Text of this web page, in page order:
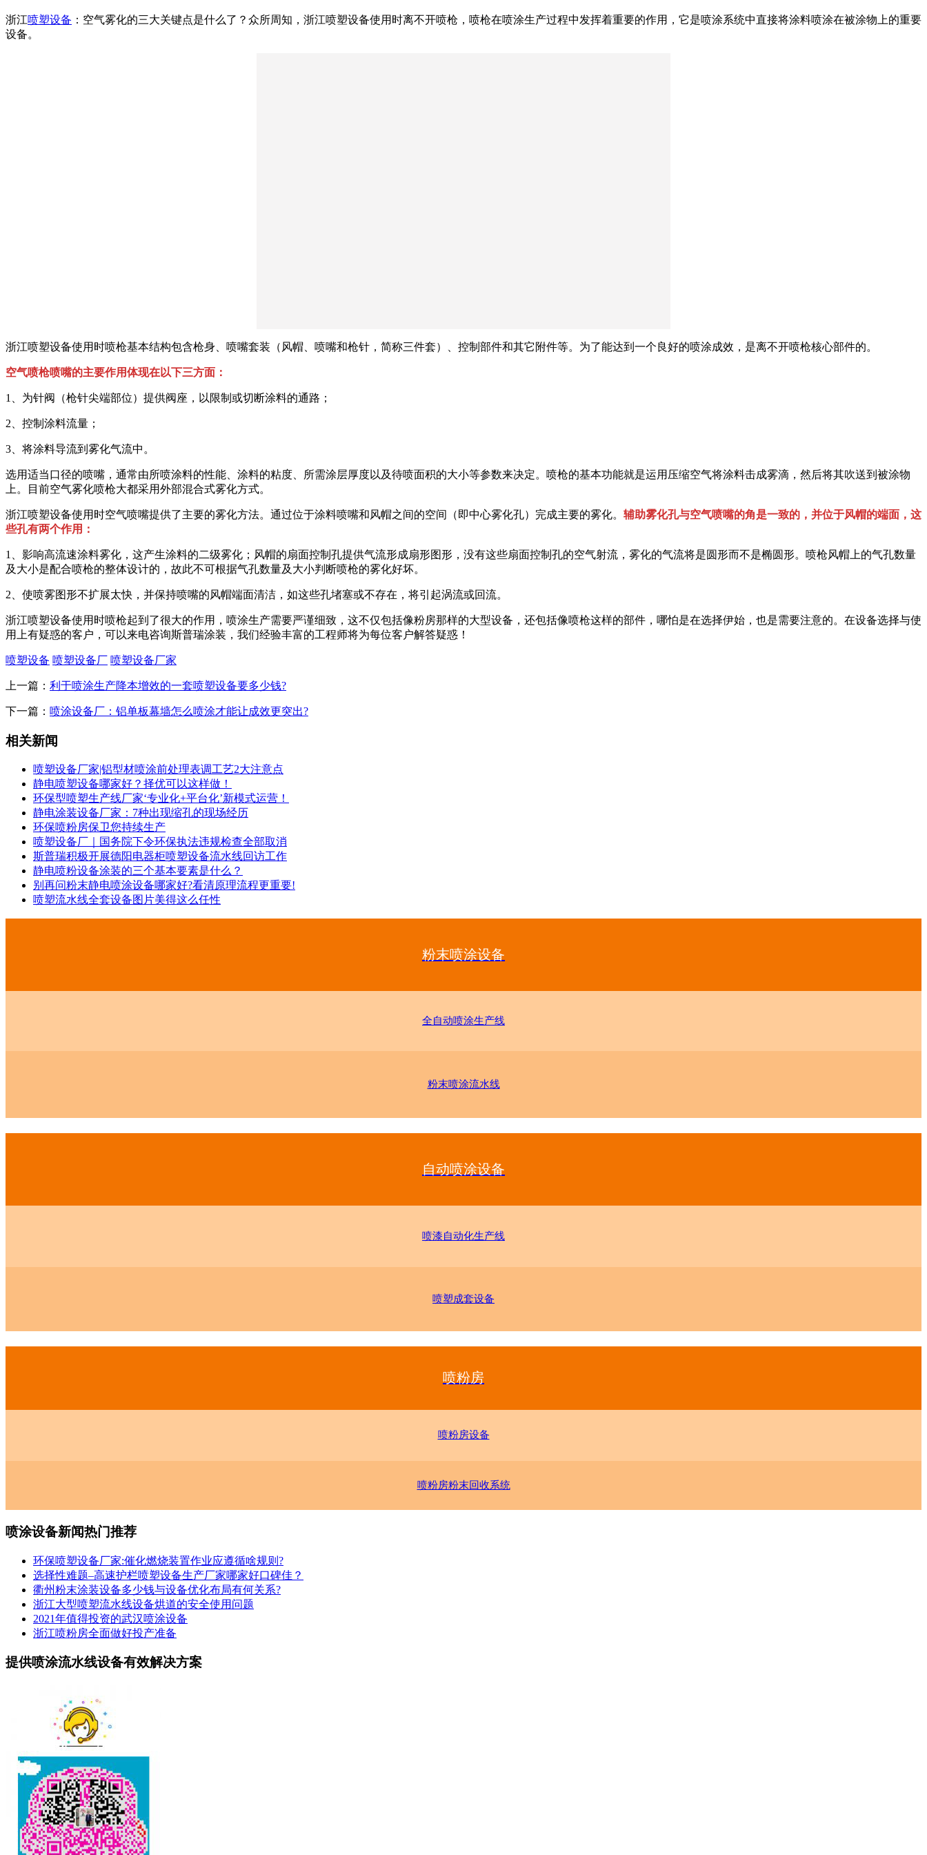
浙江喷塑设备 ：空气雾化的三大关键点是什么了？众所周知，浙江喷塑设备使用时离不开喷枪，喷枪在喷涂生产过程中发挥着重要的作用，它是喷涂系统中直接将涂料喷涂在被涂物上的重要
设备。
浙江喷塑设备使用时喷枪基本结构包含枪身、喷嘴套装（风帽、喷嘴和枪针，简称三件套）、控制部件和其它附件等。为了能达到一个良好的喷涂成效，是离不开喷枪核心部件的。
空气喷枪喷嘴的主要作用体现在以下三方面：
1、为针阀（枪针尖端部位）提供阀座，以限制或切断涂料的通路；
2、控制涂料流量；
3、将涂料导流到雾化气流中。
选用适当口径的喷嘴，通常由所喷涂料的性能、涂料的粘度、所需涂层厚度以及待喷面积的大小等参数来决定。喷枪的基本功能就是运用压缩空气将涂料击成雾滴，然后将其吹送到被涂物
上。目前空气雾化喷枪大都采用外部混合式雾化方式。
浙江喷塑设备使用时空气喷嘴提供了主要的雾化方法。通过位于涂料喷嘴和风帽之间的空间（即中心雾化孔）完成主要的雾化。 辅助雾化孔与空气喷嘴的角是一致的，并位于风帽的端面，这
些孔有两个作用：
1、影响高流速涂料雾化，这产生涂料的二级雾化；风帽的扇面控制孔提供气流形成扇形图形，没有这些扇面控制孔的空气射流，雾化的气流将是圆形而不是椭圆形。喷枪风帽上的气孔数量
及大小是配合喷枪的整体设计的，故此不可根据气孔数量及大小判断喷枪的雾化好坏。
2、使喷雾图形不扩展太快，并保持喷嘴的风帽端面清洁，如这些孔堵塞或不存在，将引起涡流或回流。
浙江喷塑设备使用时喷枪起到了很大的作用，喷涂生产需要严谨细致，这不仅包括像粉房那样的大型设备，还包括像喷枪这样的部件，哪怕是在选择伊始，也是需要注意的。在设备选择与使
用上有疑惑的客户，可以来电咨询斯普瑞涂装，我们经验丰富的工程师将为每位客户解答疑惑！
喷塑设备 喷塑设备厂 喷塑设备厂家
上一篇： 利于喷涂生产降本增效的一套喷塑设备要多少钱?
下一篇： 喷涂设备厂：铝单板幕墙怎么喷涂才能让成效更突出?
相关新闻
喷塑设备厂家|铝型材喷涂前处理表调工艺2大注意点
静电喷塑设备哪家好？择优可以这样做！
环保型喷塑生产线厂家‘专业化+平台化’新模式运营！
静电涂装设备厂家：7种出现缩孔的现场经历
环保喷粉房保卫您持续生产
喷塑设备厂｜国务院下令环保执法违规检查全部取消
斯普瑞积极开展德阳电器柜喷塑设备流水线回访工作
静电喷粉设备涂装的三个基本要素是什么？
别再问粉末静电喷涂设备哪家好?看清原理流程更重要!
喷塑流水线全套设备图片美得这么任性
粉末喷涂设备
全自动喷涂生产线
粉末喷涂流水线
自动喷涂设备
喷漆自动化生产线
喷塑成套设备
喷粉房
喷粉房设备
喷粉房粉末回收系统
喷涂设备新闻热门推荐
环保喷塑设备厂家:催化燃烧装置作业应遵循啥规则?
选择性难题–高速护栏喷塑设备生产厂家哪家好口碑佳？
衢州粉末涂装设备多少钱与设备优化布局有何关系?
浙江大型喷塑流水线设备烘道的安全使用问题
2021年值得投资的武汉喷涂设备
浙江喷粉房全面做好投产准备
提供喷涂流水线设备有效解决方案